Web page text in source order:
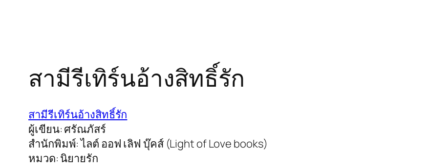
สามีรีเทิร์นอ้างสิทธิ์รัก
สามีรีเทิร์นอ้างสิทธิ์รัก
ผู้เขียน: ศรัณภัสร์
สำนักพิมพ์: ไลต์ ออฟ เลิฟ บุ๊คส์ (Light of Love books)
หมวด: นิยายรัก